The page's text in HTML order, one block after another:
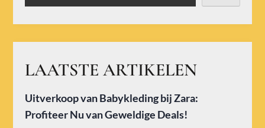
LAATSTE ARTIKELEN
Uitverkoop van Babykleding bij Zara:
Profiteer Nu van Geweldige Deals!